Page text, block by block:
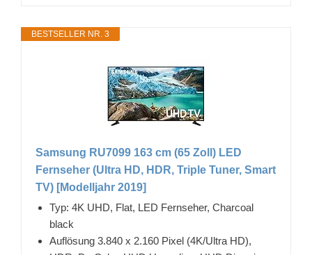
BESTSELLER NR. 3
Samsung RU7099 163 cm (65 Zoll) LED
Fernseher (Ultra HD, HDR, Triple Tuner, Smart
TV) [Modelljahr 2019]
Typ: 4K UHD, Flat, LED Fernseher, Charcoal
black
Auflösung 3.840 x 2.160 Pixel (4K/Ultra HD),